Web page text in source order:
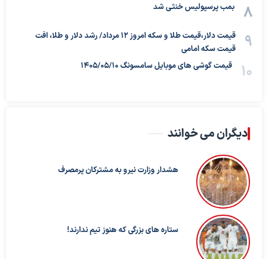
بمب پرسپولیس خنثی شد
قیمت دلار،قیمت طلا و سکه امروز ۱۲ مرداد/ رشد دلار و طلا، افت
قیمت سکه امامی
قیمت گوشی های موبایل سامسونگ 1405/05/10
دیگران می خوانند
هشدار وزارت نیرو به مشترکان پرمصرف
ستاره های بزرگی که هنوز تیم ندارند!